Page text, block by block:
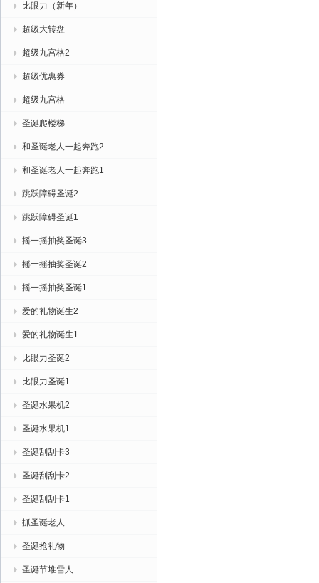
比眼力（新年）
超级大转盘
超级九宫格2
超级优惠券
超级九宫格
圣诞爬楼梯
和圣诞老人一起奔跑2
和圣诞老人一起奔跑1
跳跃障碍圣诞2
跳跃障碍圣诞1
摇一摇抽奖圣诞3
摇一摇抽奖圣诞2
摇一摇抽奖圣诞1
爱的礼物诞生2
爱的礼物诞生1
比眼力圣诞2
比眼力圣诞1
圣诞水果机2
圣诞水果机1
圣诞刮刮卡3
圣诞刮刮卡2
圣诞刮刮卡1
抓圣诞老人
圣诞抢礼物
圣诞节堆雪人